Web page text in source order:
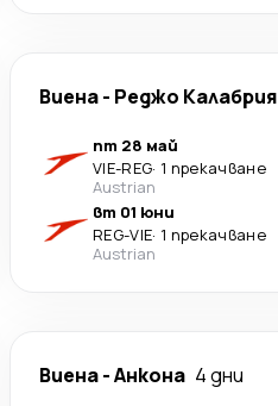
Виена- Реджо Калабрия
пт 28 май
VIE-REG· 1 прекачване
Austrian
вт 01 юни
REG-VIE· 1 прекачване
Austrian
Виена-Анкона 4 дни